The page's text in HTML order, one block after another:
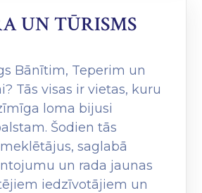
UN TŪRISMS
Bānītim, Teperim un
Tās visas ir vietas, kuru
loma bijusi
Šodien tās
saglabā
un rada jaunas
iedzīvotājiem un